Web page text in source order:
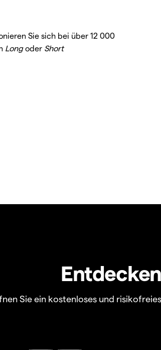
Sie sich bei über 12 000
Longoder Short
Sie ein kostenloses und